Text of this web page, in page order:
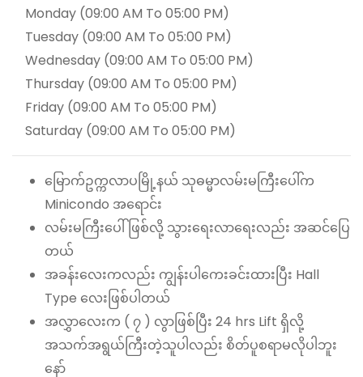
Monday (09:00 AM To 05:00 PM)
Tuesday (09:00 AM To 05:00 PM)
Wednesday (09:00 AM To 05:00 PM)
Thursday (09:00 AM To 05:00 PM)
Friday (09:00 AM To 05:00 PM)
Saturday (09:00 AM To 05:00 PM)
မြောက်ဥက္ကလာပမြို့နယ် သုဓမ္မာလမ်းမကြီးပေါ်က
Minicondo အရောင်း
လမ်းမကြီးပေါ်ဖြစ်လို့ သွားရေးလာရေးလည်း အဆင်ပြေ
တယ်
အခန်းလေးကလည်း ကျွန်းပါကေးခင်းထားပြီး Hall
Type လေးဖြစ်ပါတယ်
အလွှာလေးက ( ၇ ) လွာဖြစ်ပြီး 24 hrs Lift ရှိလို့
အသက်အရွယ်ကြီးတဲ့သူပါလည်း စိတ်ပူစရာမလိုပါဘူး
နော်